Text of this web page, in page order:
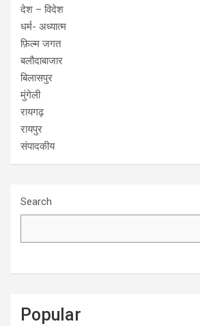
देश – विदेश
धर्म- अध्यात्म
फ़िल्म जगत
बलौदाबाजार
बिलासपुर
मुंगेली
रायगढ़
रायपुर
संपादकीय
Search
Popular